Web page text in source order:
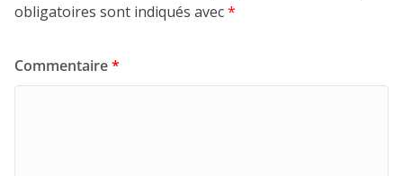
obligatoires sont indiqués avec*
Commentaire*